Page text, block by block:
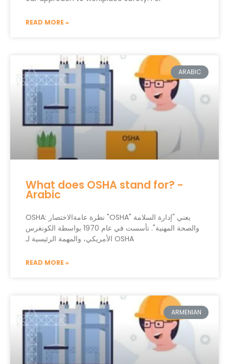
READ MORE »
ARABIC
What does OSHA stand for? -
Arabic
OSHA: نظرة عامةالاختصار "OSHA" يعني "إدارة السلامة
والصحة المهنية". تأسست في عام 1970 بواسطة الكونغرس
الأمريكي، والمهمة الرئيسية لـ OSHA
READ MORE »
ARMENIAN